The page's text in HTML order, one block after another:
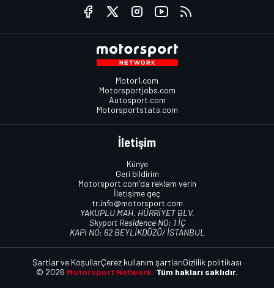
Motor1.com
Motorsportjobs.com
Autosport.com
Motorsportstats.com
İletişim
Künye
Geri bildirim
Motorsport.com'da reklam verin
İletişime geç
tr.info@motorsport.com
YAKUPLU MAH. HÜRRİYET BLV.
Skyport Residence NO: 1 İÇ
KAPI NO: 62 BEYLİKDÜZÜ/ İSTANBUL
© 2026 Motorsport Network. Tüm hakları saklıdır.
Şartlar ve KoşullarÇerez kullanım şartlarıGizlilik politikası